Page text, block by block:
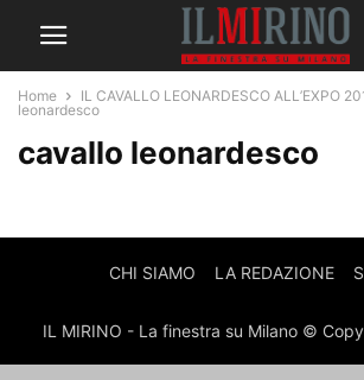
Home IL CAVALLO LEONARDESCO ALL’EXPO
leonardesco
cavallo leonardesco
CHI SIAMO LA REDAZIONE
IL MIRINO - La finestra su Milano ©